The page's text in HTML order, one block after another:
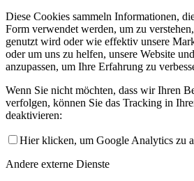
Diese Cookies sammeln Informationen,
Form verwendet werden, um zu
genutzt wird oder wie effektiv unsere
oder um uns zu helfen, unsere Website
anzupassen, um Ihre Erfahrung zu
Wenn Sie nicht möchten, dass wir Ihren
verfolgen, können Sie das Tracking in
deaktivieren:
Hier klicken, um Google Analytics zu
Andere externe Dienste